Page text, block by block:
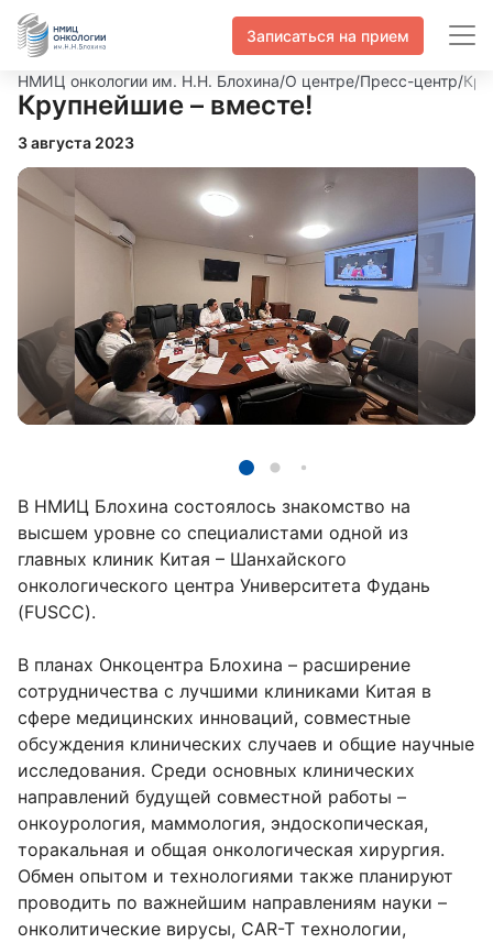
Записаться на прием
НМИЦ онкологии им. Н.Н. Блохина/О центре/Пресс-центр/
Крупнейшие – вместе!
3 августа 2023
В НМИЦ Блохина состоялось знакомство на
высшем уровне со специалистами одной из
главных клиник Китая – Шанхайского
онкологического центра Университета Фудань
(FUSCC).
В планах Онкоцентра Блохина – расширение
сотрудничества с лучшими клиниками Китая в
сфере медицинских инноваций, совместные
обсуждения клинических случаев и общие научные
исследования. Среди основных клинических
направлений будущей совместной работы –
онкоурология, маммология, эндоскопическая,
торакальная и общая онкологическая хирургия.
Обмен опытом и технологиями также планируют
проводить по важнейшим направлениям науки –
онколитические вирусы, CAR-T технологии,